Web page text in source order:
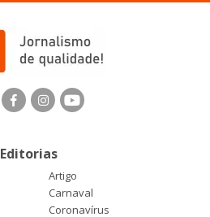
Editorias
Artigo
Carnaval
Coronavírus